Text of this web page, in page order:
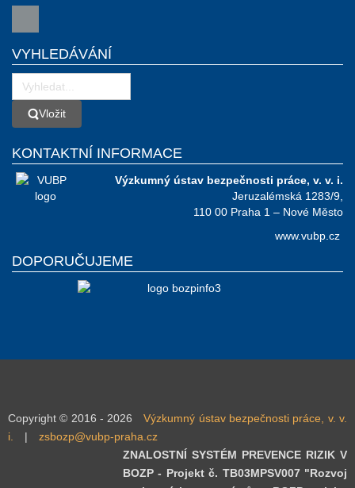
VYHLEDÁVÁNÍ
VložitVložit
KONTAKTNÍ INFORMACE
Výzkumný ústav bezpečnosti práce, v. v. i.
Jeruzalémská 1283/9,
110 00 Praha 1 – Nové Město
www.vubp.cz
DOPORUČUJEME
Copyright © 2016 - 2026
Výzkumný ústav bezpečnosti práce, v. v.
i.
|
zsbozp@vubp-praha.cz
ZNALOSTNÍ SYSTÉM PREVENCE RIZIK V
BOZP - Projekt č. TB03MPSV007 "Rozvoj